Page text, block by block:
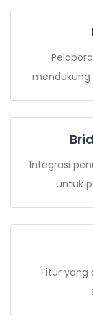
Integrasi
untuk
Fitur yang